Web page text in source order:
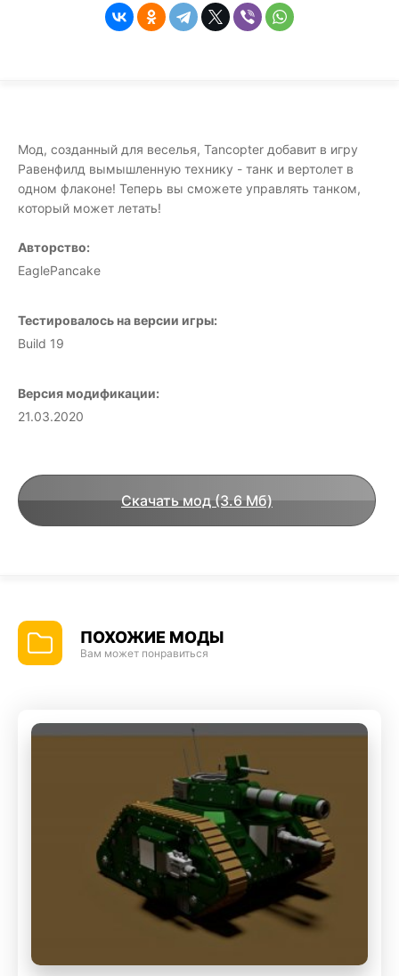
Мод, созданный для веселья, Tancopter добавит в игру
Равенфилд вымышленную технику - танк и вертолет в
одном флаконе! Теперь вы сможете управлять танком,
который может летать!
Авторство:
EaglePancake
Тестировалось на версии игры:
Build 19
Версия модификации:
21.03.2020
Скачать мод (3.6 Мб)
ПОХОЖИЕ МОДЫ
Вам может понравиться